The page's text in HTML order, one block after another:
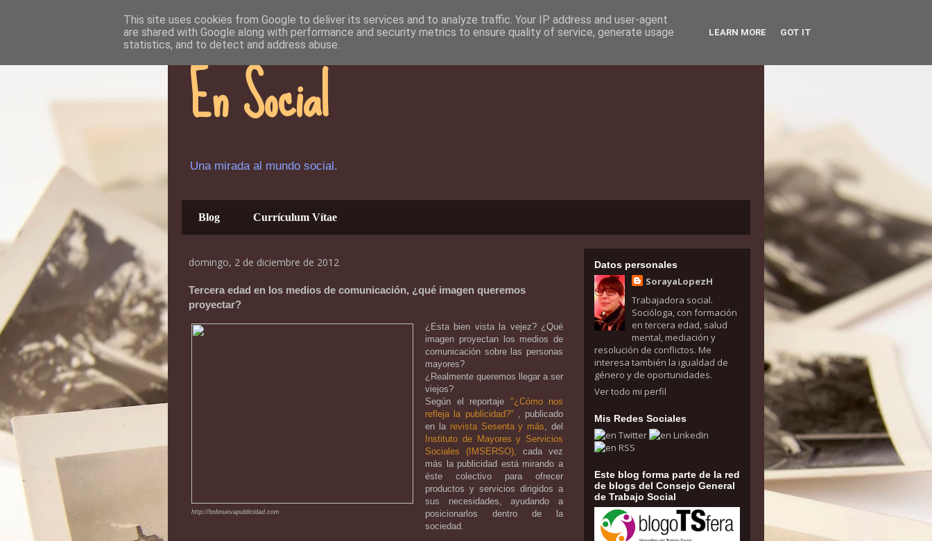
En Social
Una mirada al mundo social.
Blog Currículum Vítae
domingo, 2 de diciembre de 2012
Tercera edad en los medios de comunicación, ¿qué imagen queremos
proyectar?
http://bobnuevapublicidad.com
¿Esta bien vista la vejez? ¿Qué
imagen proyectan los medios de
comunicación sobre las personas
mayores?
¿Realmente queremos llegar a ser
viejos?
Según el reportaje "¿Cómo nos
refleja la publicidad?" , publicado
en la revista Sesenta y más, del
Instituto de Mayores y Servicios
Sociales (IMSERSO), cada vez
más la publicidad está mirando a
éste colectivo para ofrecer
productos y servicios dirigidos a
sus necesidades, ayudando a
posicionarlos dentro de la
sociedad.
Datos personales
SorayaLopezH
Trabajadora social.
Socióloga, con formación
en tercera edad, salud
mental, mediación y
resolución de conflictos. Me
interesa también la igualdad de
género y de oportunidades.
Ver todo mi perfil
Mis Redes Sociales
Este blog forma parte de la red
de blogs del Consejo General
de Trabajo Social
This site uses cookies from Google to deliver its services and to analyze traffic. Your IP address and user-agent
are shared with Google along with performance and security metrics to ensure quality of service, generate usage
statistics, and to detect and address abuse.
LEARN MORE GOT IT